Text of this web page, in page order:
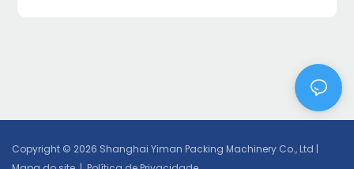
Copyright © 2026 Shanghai Yiman Packing Machinery Co., Ltd |